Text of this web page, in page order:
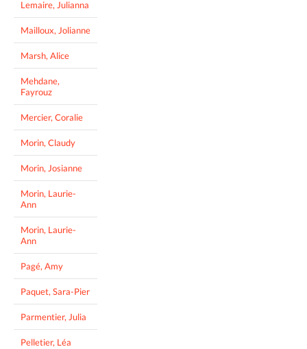
Lemaire, Julianna
Mailloux, Jolianne
Marsh, Alice
Mehdane,
Fayrouz
Mercier, Coralie
Morin, Claudy
Morin, Josianne
Morin, Laurie-
Ann
Morin, Laurie-
Ann
Pagé, Amy
Paquet, Sara-Pier
Parmentier, Julia
Pelletier, Léa